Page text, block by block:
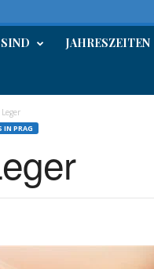
JAHRESZEITEN
IN PRAG